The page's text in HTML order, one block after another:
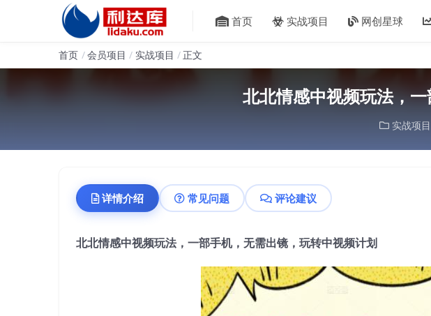
首页 实战项目 网创星球
首页 会员项目 实战项目 正文
北北情感中视频玩法，
实战项目
详情介绍 常见问题 评论建议
北北情感中视频玩法，一部手机，无需出镜，玩转中视频计划